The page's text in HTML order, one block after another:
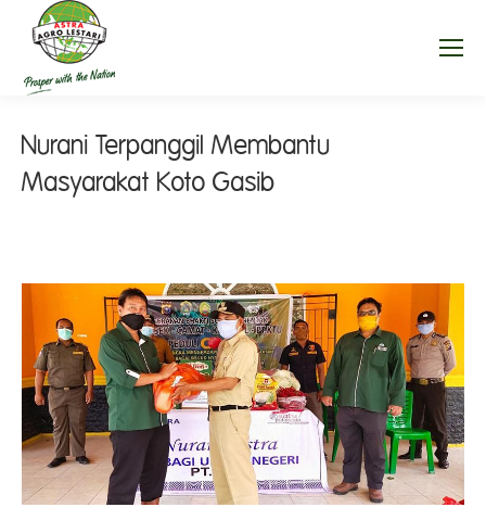
Nurani Terpanggil Membantu
Masyarakat Koto Gasib